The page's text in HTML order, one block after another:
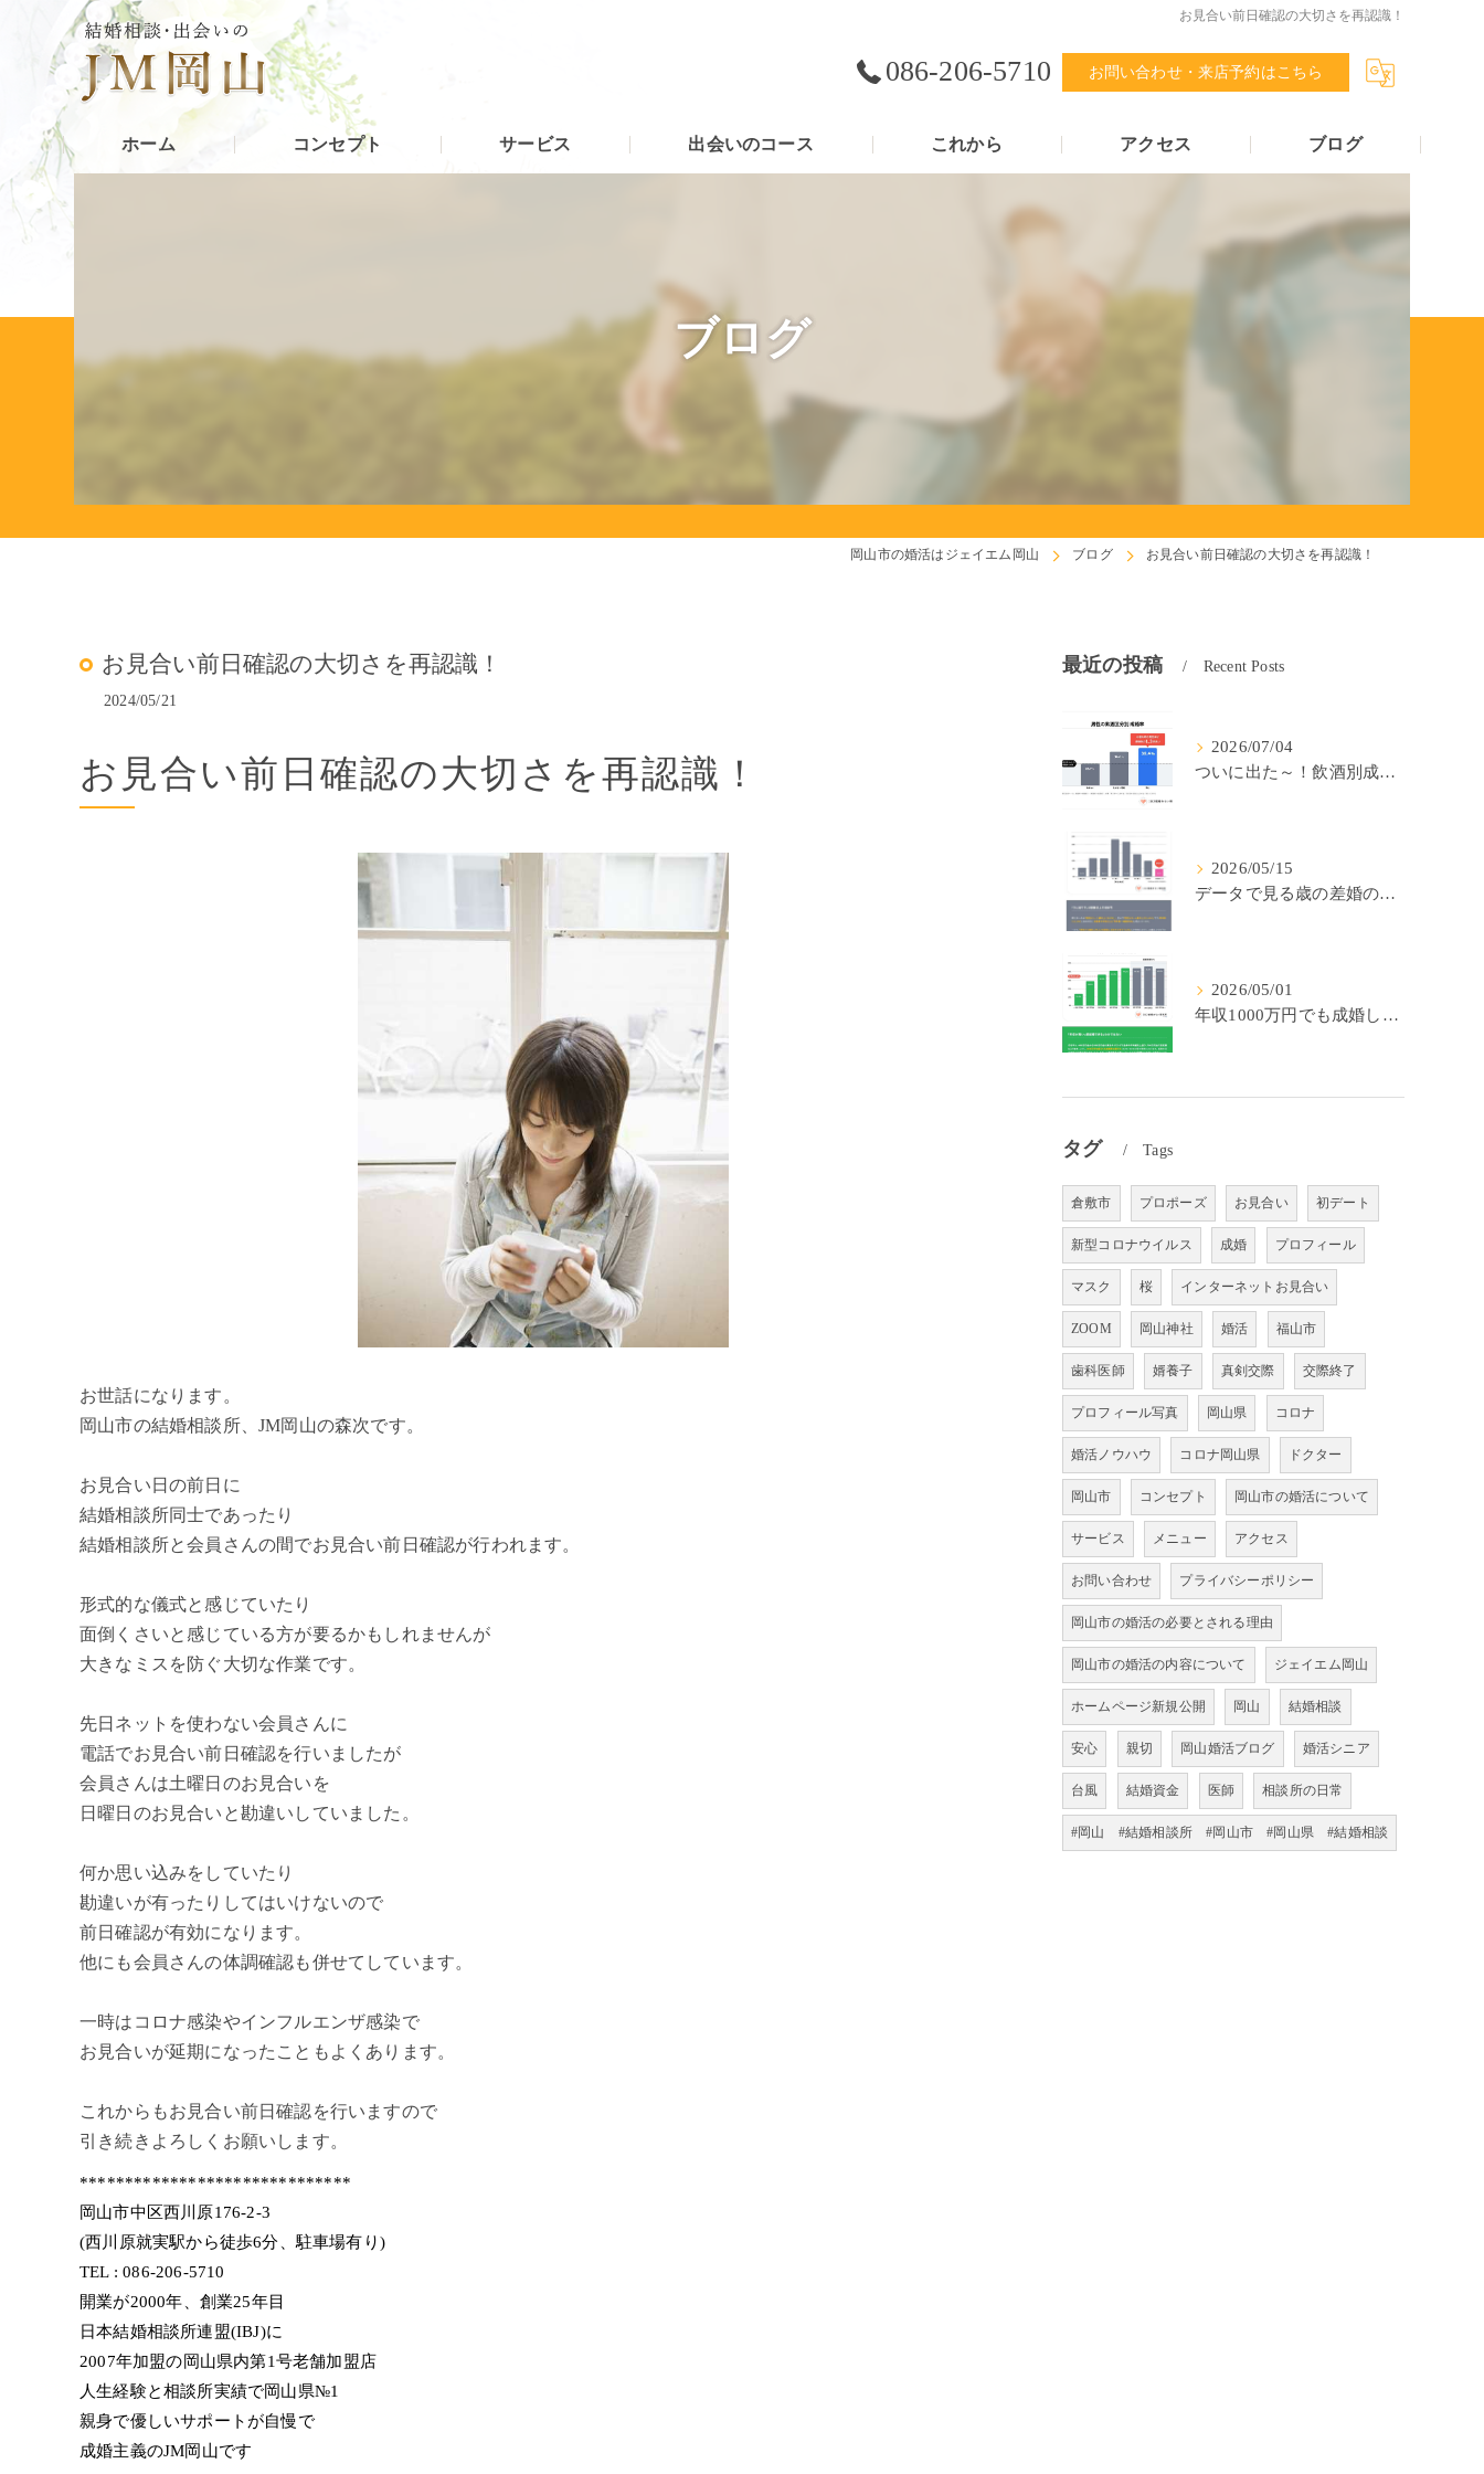
お見合い前日確認の大切さを再認識！
086-206-5710 お問い合わせ・来店予約はこちら
ホーム コンセプト サービス 出会いのコース これから アクセス ブログ
ブログ
岡山市の婚活はジェイエム岡山 ブログ お見合い前日確認の大切さを再認識！
お見合い前日確認の大切さを再認識！
2024/05/21
お見合い前日確認の大切さを再認識！
お世話になります。
岡山市の結婚相談所、JM岡山の森次です。
お見合い日の前日に
結婚相談所同士であったり
結婚相談所と会員さんの間でお見合い前日確認が行われます。
形式的な儀式と感じていたり
面倒くさいと感じている方が要るかもしれませんが
大きなミスを防ぐ大切な作業です。
先日ネットを使わない会員さんに
電話でお見合い前日確認を行いましたが
会員さんは土曜日のお見合いを
日曜日のお見合いと勘違いしていました。
何か思い込みをしていたり
勘違いが有ったりしてはいけないので
前日確認が有効になります。
他にも会員さんの体調確認も併せてしています。
一時はコロナ感染やインフルエンザ感染で
お見合いが延期になったこともよくあります。
これからもお見合い前日確認を行いますので
引き続きよろしくお願いします。
******************************
岡山市中区西川原176-2-3
(西川原就実駅から徒歩6分、駐車場有り)
TEL : 086-206-5710
開業が2000年、創業25年目
日本結婚相談所連盟(IBJ)に
2007年加盟の岡山県内第1号老舗加盟店
人生経験と相談所実績で岡山県№1
親身で優しいサポートが自慢で
成婚主義のJM岡山です
最近の投稿 Recent Posts
2026/07/04
ついに出た～！飲酒別成婚率(IBJ)！
2026/05/15
データで見る歳の差婚の確率の低さ。
2026/05/01
年収1000万円でも成婚しやすいとは限らない? 「年収帯別の成婚率」のリアル
タグ Tags
倉敷市 プロポーズ お見合い 初デート
新型コロナウイルス 成婚 プロフィール
マスク 桜 インターネットお見合い
ZOOM 岡山神社 婚活 福山市
歯科医師 婿養子 真剣交際 交際終了
プロフィール写真 岡山県 コロナ
婚活ノウハウ コロナ岡山県 ドクター
岡山市 コンセプト 岡山市の婚活について
サービス メニュー アクセス
お問い合わせ プライバシーポリシー
岡山市の婚活の必要とされる理由
岡山市の婚活の内容について ジェイエム岡山
ホームページ新規公開 岡山 結婚相談
安心 親切 岡山婚活ブログ 婚活シニア
台風 結婚資金 医師 相談所の日常
#岡山 #結婚相談所 #岡山市 #岡山県 #結婚相談